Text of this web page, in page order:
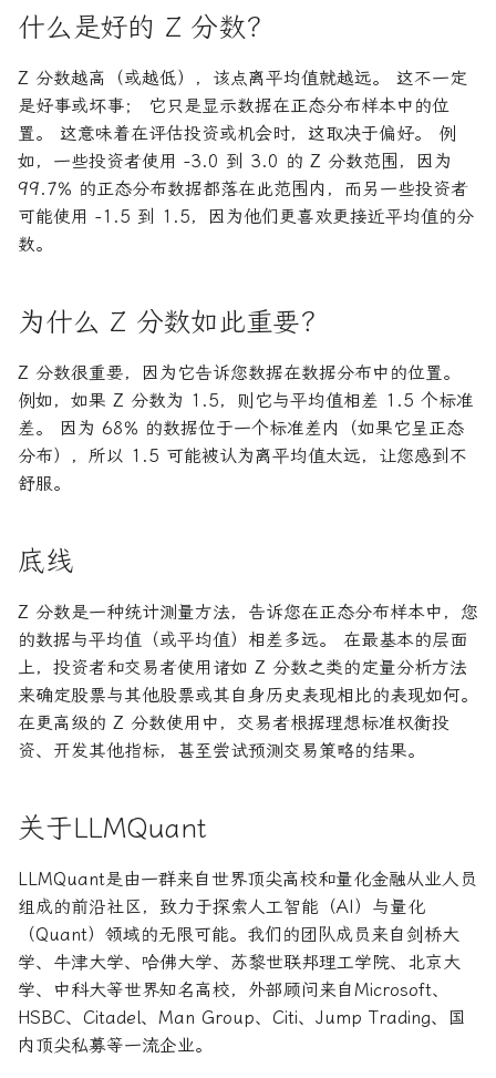
什么是好的 Z 分数？
Z 分数越高（或越低），该点离平均值就越远。 这不一定
是好事或坏事； 它只是显示数据在正态分布样本中的位
置。 这意味着在评估投资或机会时，这取决于偏好。 例
如，一些投资者使用 -3.0 到 3.0 的 Z 分数范围，因为
99.7% 的正态分布数据都落在此范围内，而另一些投资者
可能使用 -1.5 到 1.5，因为他们更喜欢更接近平均值的分
数。
为什么 Z 分数如此重要？
Z 分数很重要，因为它告诉您数据在数据分布中的位置。
例如，如果 Z 分数为 1.5，则它与平均值相差 1.5 个标准
差。 因为 68% 的数据位于一个标准差内（如果它呈正态
分布），所以 1.5 可能被认为离平均值太远，让您感到不
舒服。
底线
Z 分数是一种统计测量方法，告诉您在正态分布样本中，您
的数据与平均值（或平均值）相差多远。 在最基本的层面
上，投资者和交易者使用诸如 Z 分数之类的定量分析方法
来确定股票与其他股票或其自身历史表现相比的表现如何。
在更高级的 Z 分数使用中，交易者根据理想标准权衡投
资、开发其他指标，甚至尝试预测交易策略的结果。
关于LLMQuant
LLMQuant是由一群来自世界顶尖高校和量化金融从业人员
组成的前沿社区，致力于探索人工智能（AI）与量化
（Quant）领域的无限可能。我们的团队成员来自剑桥大
学、牛津大学、哈佛大学、苏黎世联邦理工学院、北京大
学、中科大等世界知名高校，外部顾问来自Microsoft、
HSBC、Citadel、Man Group、Citi、Jump Trading、国
内顶尖私募等一流企业。